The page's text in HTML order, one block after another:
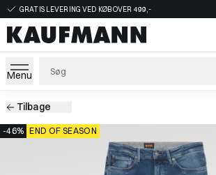
GRATIS LEVERING VED KØB OVER 499,-
Menu
Tilbage
-46% END OF SEASON